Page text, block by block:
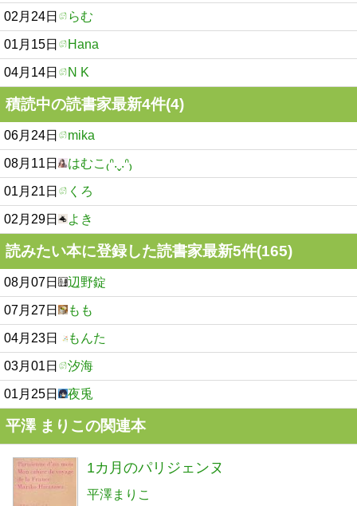
02月24日 らむ
01月15日 Hana
04月14日 N K
積読中の読書家最新4件(4)
06月24日 mika
08月11日 はむこ₍ᐢ.ˬ.ᐢ₎
01月21日 くろ
02月29日 よき
読みたい本に登録した読書家最新5件(165)
08月07日 辺野錠
07月27日 もも
04月23日 もんた
03月01日 汐海
01月25日 夜兎
平澤 まりこの関連本
1カ月のパリジェンヌ
平澤まりこ